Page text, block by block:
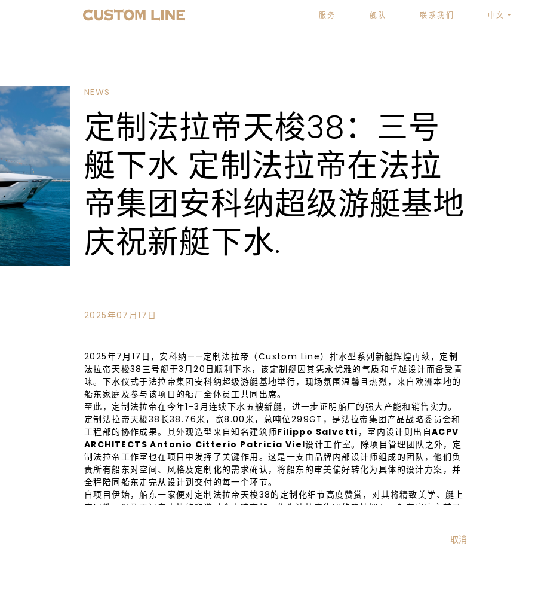
服务 舰队 联系我们 中文
NEWS
定制法拉帝天梭38：三号
艇下水 定制法拉帝在法拉
帝集团安科纳超级游艇基地
庆祝新艇下水.
2025年07月17日
2025年7月17日，安科纳——定制法拉帝（Custom Line）排水型系列新艇辉煌再续，定制
法拉帝天梭38三号艇于3月20日顺利下水，该定制艇因其隽永优雅的气质和卓越设计而备受青
睐。下水仪式于法拉帝集团安科纳超级游艇基地举行，现场氛围温馨且热烈，来自欧洲本地的
船东家庭及参与该项目的船厂全体员工共同出席。
至此，定制法拉帝在今年1-3月连续下水五艘新艇，进一步证明船厂的强大产能和销售实力。
定制法拉帝天梭38长38.76米，宽8.00米，总吨位299GT，是法拉帝集团产品战略委员会和
工程部的协作成果。其外观造型来自知名建筑师Filippo Salvetti ，室内设计则出自ACPV
ARCHITECTS Antonio Citterio Patricia Viel设计工作室。除项目管理团队之外，定
制法拉帝工作室也在项目中发挥了关键作用。这是一支由品牌内部设计师组成的团队，他们负
责所有船东对空间、风格及定制化的需求确认，将船东的审美偏好转化为具体的设计方案，并
全程陪同船东走完从设计到交付的每一个环节。
自项目伊始，船东一家便对定制法拉帝天梭38的定制化细节高度赞赏，对其将精致美学、艇上
宜居性、以及无间亲水性的和谐融合青睐有加。作为法拉帝集团的热情拥趸，船东家庭之前已
其目的在于通过兼顾风尚与功能的解决方案来实现空间利用最大化，进而大幅提升艇上宜居性
取消